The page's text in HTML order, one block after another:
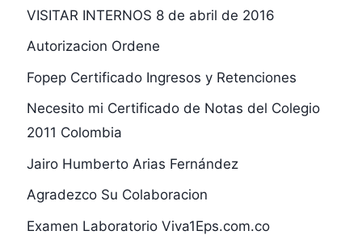
VISITAR INTERNOS 8 de abril de 2016
Autorizacion Ordene
Fopep Certificado Ingresos y Retenciones
Necesito mi Certificado de Notas del Colegio
2011 Colombia
Jairo Humberto Arias Fernández
Agradezco Su Colaboracion
Examen Laboratorio Viva1Eps.com.co